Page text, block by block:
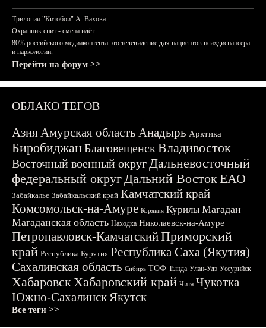
Трилогия "Китобои" А. Вахова.
Охранник спит - смена идёт
80% российского медиаконтента это телевидение для пациентов психдиспансера
и наркологии.
Перейти на форум >>
ОБЛАКО ТЕГОВ
АзияАмурская область Анадырь Арктика
БиробиджанБлаговещенскВладивосток
Восточный военный округДальневосточный
федеральный округДальний ВостокЕАО
Забайкалье Забайкальский край Камчатский край
Комсомольск-на-Амуре Корякия Курилы Магадан
Магаданская область Находка Николаевск-на-Амуре
Петропавловск-КамчатскийПриморский
край Республика Бурятия Республика Саха (Якутия)
Сахалинская область Сибирь ТОФ Тында Улан-Удэ Уссурийск
ХабаровскХабаровский край Чита Чукотка
Южно-СахалинскЯкутск
Все теги >>